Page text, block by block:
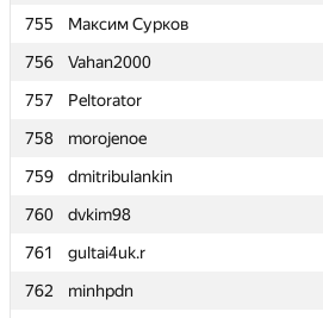
755
Максим Сурков
756
Vahan2000
757
Peltorator
758
morojenoe
759
dmitribulankin
760
dvkim98
761
gultai4uk.r
762
minhpdn
755
Максим Сурков
756
Vahan2000
757
Peltorator
758
morojenoe
759
dmitribulankin
760
dvkim98
761
gultai4uk.r
762
minhpdn